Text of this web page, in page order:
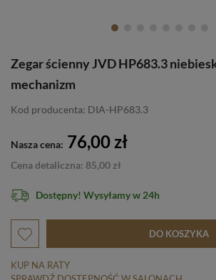
Zegar ścienny JVD HP683.3
mechanizm
Kod producenta: DIA-HP683.3
Nasza cena: 76,00 zł
Cena detaliczna: 85,00 zł
Dostępny! Wysyłamy w 24h
DO KOSZYKA
KUP NA RATY